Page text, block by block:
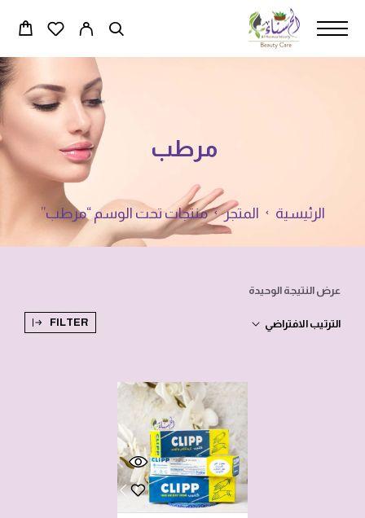
مرطب
الرئيسية المتجر منتجات تحت الوسم “مرطب”
عرض النتيجة الوحيدة
الترتيب الافتراضي FILTER